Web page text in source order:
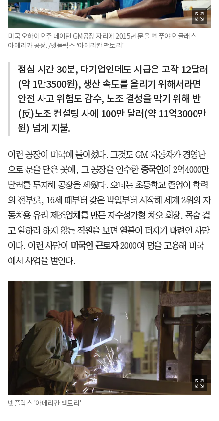
미국 오하이오주 데이턴 GM공장 자리에 2015년 문을 연 푸야오 글래스
아메리카 공장. /넷플릭스 '아메리칸 팩토리'
점심 시간 30분, 대기업인데도 시급은 고작 12달러
(약 1만3500원), 생산 속도를 올리기 위해서라면
안전 사고 위험도 감수, 노조 결성을 막기 위해 반
(反)노조 컨설팅 사에 100만 달러(약 11억3000만
원) 넘게 지불.
이런 공장이 미국에 들어섰다. 그것도 GM 자동차가 경영난
으로 문을 닫은 곳에, 그 공장을 인수한 중국인이 2억4000만
달러를 투자해 공장을 세웠다. 오너는 초등학교 졸업이 학력
의 전부로, 16세 때부터 갖은 막일부터 시작해 세계 2위의 자
동차용 유리 제조업체를 만든 자수성가형 차오 회장. 목숨 걸
고 일하려 하지 않는 직원을 보면 열불이 터지기 마련인 사람
이다. 이런 사람이 미국인 근로자2000여 명을 고용해 미국
에서 사업을 벌인다.
넷플릭스 '아메리칸 팩토리'